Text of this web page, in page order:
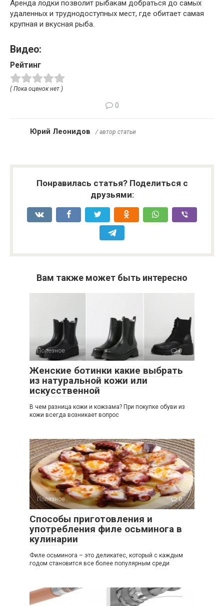
Аренда лодки позволит рыбакам добраться до самых
удаленных и труднодоступных мест, где обитает самая
крупная и вкусная рыба.
Видео:
Рейтинг
( Пока оценок нет )
0
Юрий Леонидов / автор статьи
Понравилась статья? Поделиться с
друзьями:
Вам также может быть интересно
Полезное 0
Женские ботинки какие выбрать
из натуральной кожи или
искусственной
В чем разница кожи и кожзама? При покупке обуви из
кожи всегда возникает вопрос
Полезное 0
Способы приготовления и
употребления филе осьминога в
кулинарии
Филе осьминога – это деликатес, который с каждым
годом становится все более популярным среди